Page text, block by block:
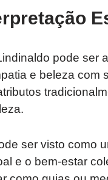
pode ser
e beleza com
ser visto como
e o bem-estar